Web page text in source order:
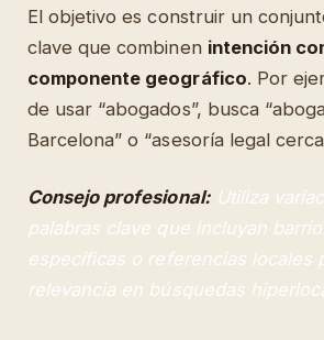
El objetivo es construir un
clave que combinen intención
componente geográfico. Por
de usar “abogados”, busca
Barcelona” o “asesoría legal
Consejo profesional: Utiliza
palabras clave que incluyan
específicas o referencias locales
relevancia en búsquedas